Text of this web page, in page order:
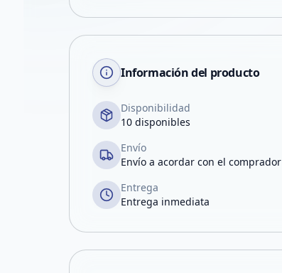
Información del producto
Disponibilidad
10 disponibles
Envío
Envío a acordar con el comprador
Entrega
Entrega inmediata